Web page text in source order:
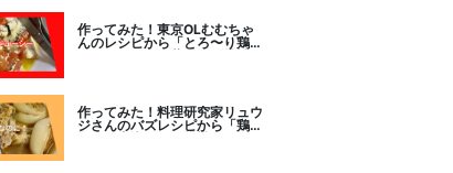
作ってみた！東京OLむむちゃ
んのレシピから「とろ〜り鶏む
作ってみた！料理研究家リュウ
ジさんのバズレシピから「鶏の